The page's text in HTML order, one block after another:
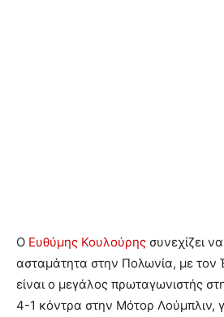
Ο Ευθύμης Κουλούρης συνεχίζει
ασταμάτητα στην Πολωνία, με τον
είναι ο μεγάλος πρωταγωνιστής
4-1 κόντρα στην Μότορ Λούμπλιν,